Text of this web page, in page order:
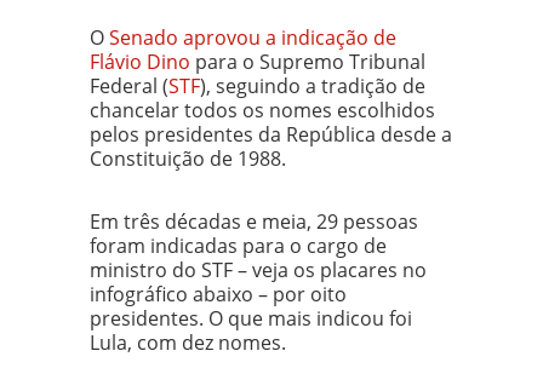
OSenado aprovou a indicação de
Flávio Dino para o Supremo Tribunal
Federal (STF), seguindo a tradição de
chancelar todos os nomes escolhidos
pelos presidentes da República desde a
Constituição de 1988.
Em três décadas e meia, 29 pessoas
foram indicadas para o cargo de
ministro do STF – veja os placares no
infográfico abaixo – por oito
presidentes. O que mais indicou foi
Lula, com dez nomes.